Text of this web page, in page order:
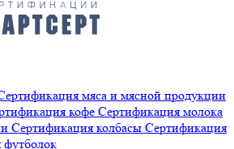
мяса и мясной продукции
кофе Сертификация молока
Сертификация колбасы Сертификация
футболок